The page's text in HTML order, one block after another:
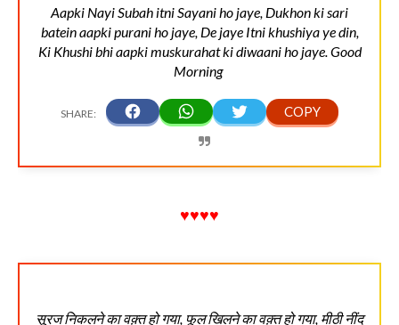
Aapki Nayi Subah itni Sayani ho jaye, Dukhon ki sari
batein aapki purani ho jaye, De jaye Itni khushiya ye din,
Ki Khushi bhi aapki muskurahat ki diwaani ho jaye. Good
Morning
♥♥♥♥
सूरज निकलने का वक़्त हो गया, फूल खिलने का वक़्त हो गया, मीठी नींद